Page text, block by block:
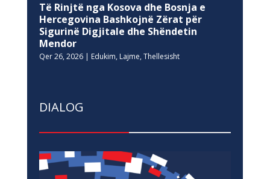
Të Rinjtë nga Kosova dhe Bosnja e
Hercegovina Bashkojnë Zërat për
Sigurinë Digjitale dhe Shëndetin
Mendor
Qer 26, 2026| Edukim, Lajme, Thellesisht
DIALOG